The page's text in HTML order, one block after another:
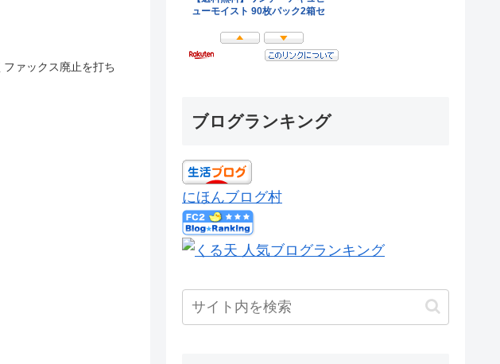
ァックス廃止を打ち
ブログランキング
にほんブログ村